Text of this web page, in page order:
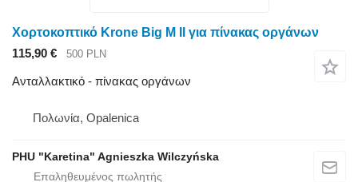
Χορτοκοπτικό Krone Big M II για πίνακας οργάνων
115,90 €
500 PLN
Ανταλλακτικό - πίνακας οργάνων
Πολωνία, Opalenica
PHU "Karetina" Agnieszka Wilczyńska